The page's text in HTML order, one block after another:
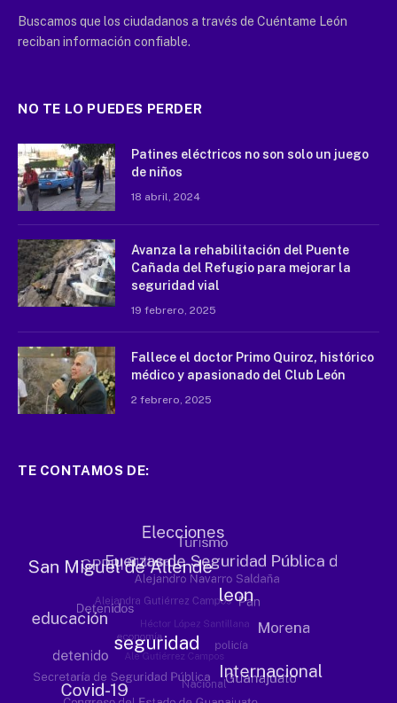
Buscamos que los ciudadanos a través de Cuéntame León
reciban información confiable.
NO TE LO PUEDES PERDER
Patines eléctricos no son solo un juego
de niños
18 abril, 2024
Avanza la rehabilitación del Puente
Cañada del Refugio para mejorar la
seguridad vial
19 febrero, 2025
Fallece el doctor Primo Quiroz, histórico
médico y apasionado del Club León
2 febrero, 2025
TE CONTAMOS DE: